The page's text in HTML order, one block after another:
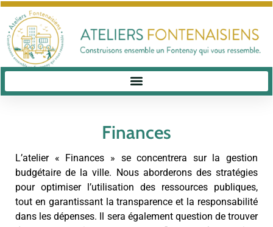
Finances
L’atelier « Finances » se concentrera sur la gestion
budgétaire de la ville. Nous aborderons des stratégies
pour optimiser l’utilisation des ressources publiques,
tout en garantissant la transparence et la responsabilité
dans les dépenses. Il sera également question de trouver